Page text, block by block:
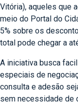
Vitória), aqueles que
meio do Portal do
5% sobre os
total pode chegar a
A iniciativa busca
especiais de
consulta e adesão
sem necessidade de